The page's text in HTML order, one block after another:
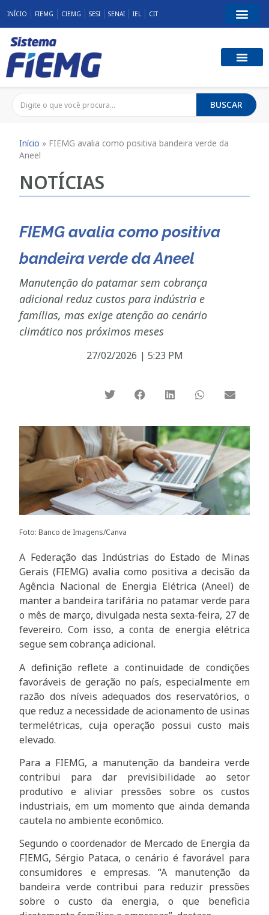
INÍCIO FIEMG CIEMG SESI SENAI IEL CIT
BUSCAR
Início » FIEMG avalia como positiva bandeira verde da
Aneel
NOTÍCIAS
FIEMG avalia como positiva
bandeira verde da Aneel
Manutenção do patamar sem cobrança
adicional reduz custos para indústria e
famílias, mas exige atenção ao cenário
climático nos próximos meses
27/02/2026 | 5:23 PM
Foto: Banco de Imagens/Canva
A Federação das Indústrias do Estado de Minas
Gerais (FIEMG) avalia como positiva a decisão da
Agência Nacional de Energia Elétrica (Aneel) de
manter a bandeira tarifária no patamar verde para
o mês de março, divulgada nesta sexta-feira, 27 de
fevereiro. Com isso, a conta de energia elétrica
segue sem cobrança adicional.
A definição reflete a continuidade de condições
favoráveis de geração no país, especialmente em
razão dos níveis adequados dos reservatórios, o
que reduz a necessidade de acionamento de usinas
termelétricas, cuja operação possui custo mais
elevado.
Para a FIEMG, a manutenção da bandeira verde
contribui para dar previsibilidade ao setor
produtivo e aliviar pressões sobre os custos
industriais, em um momento que ainda demanda
cautela no ambiente econômico.
Segundo o coordenador de Mercado de Energia da
FIEMG, Sérgio Pataca, o cenário é favorável para
consumidores e empresas. “A manutenção da
bandeira verde contribui para reduzir pressões
sobre o custo da energia, o que beneficia